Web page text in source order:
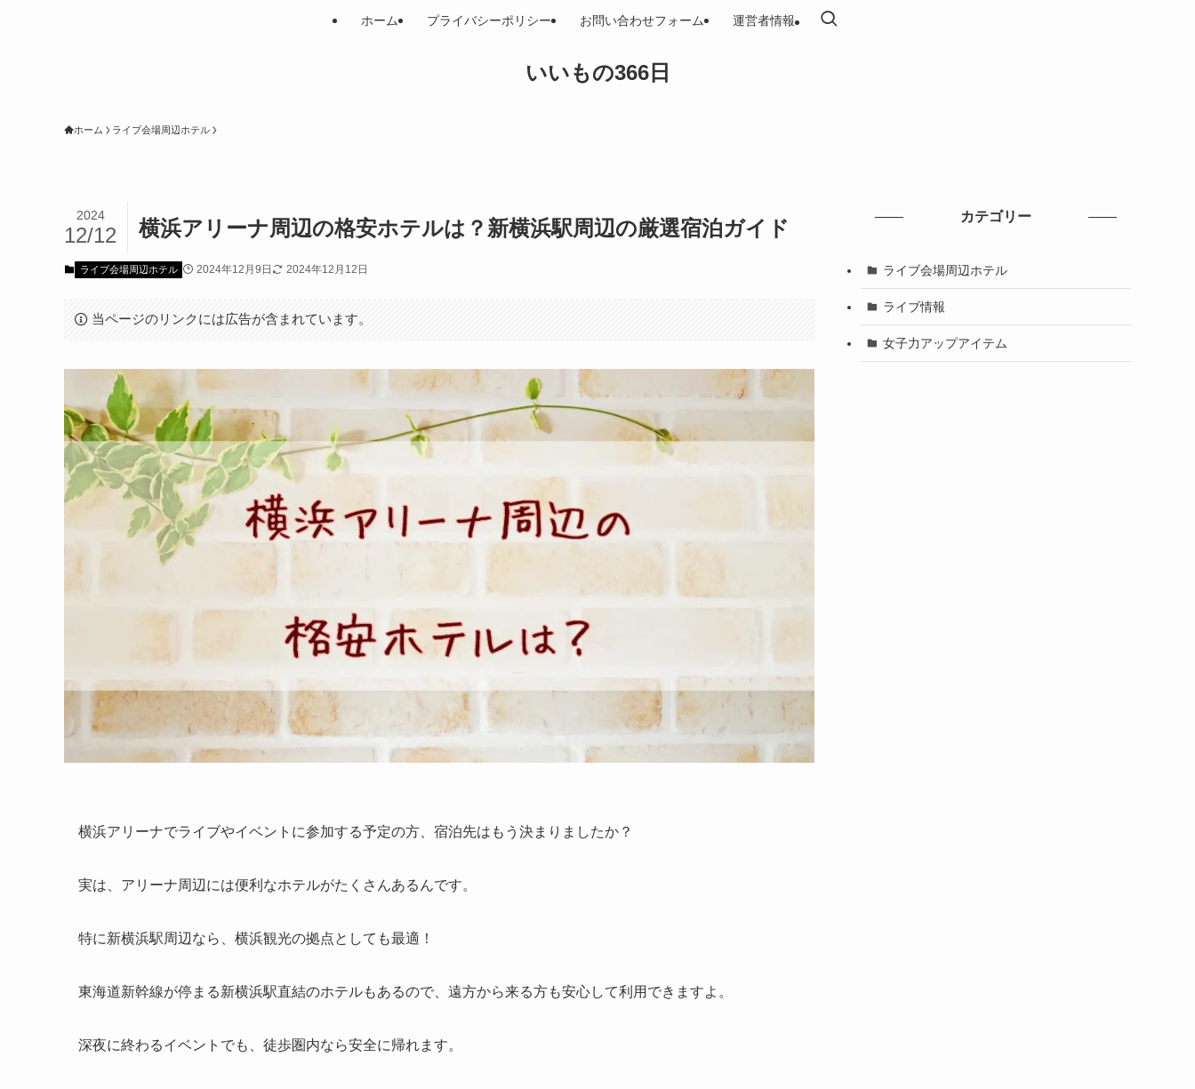
いいもの366日
ホーム プライバシーポリシー お問い合わせフォーム 運営者情報
ホーム ライブ会場周辺ホテル
横浜アリーナ周辺の格安ホテルは？新横浜駅周辺の厳選宿泊ガイド
2024
12/12
ライブ会場周辺ホテル 2024年12月9日 2024年12月12日
当ページのリンクには広告が含まれています。
横浜アリーナでライブやイベントに参加する予定の方、宿泊先はもう決まりましたか？
実は、アリーナ周辺には便利なホテルがたくさんあるんです。
特に新横浜駅周辺なら、横浜観光の拠点としても最適！
東海道新幹線が停まる新横浜駅直結のホテルもあるので、遠方から来る方も安心して利用できますよ。
深夜に終わるイベントでも、徒歩圏内なら安全に帰れます。
カテゴリー
ライブ会場周辺ホテル
ライブ情報
女子力アップアイテム